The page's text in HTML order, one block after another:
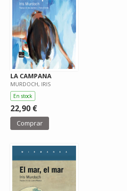
LA CAMPANA
MURDOCH, IRIS
En stock
22,90 €
Comprar